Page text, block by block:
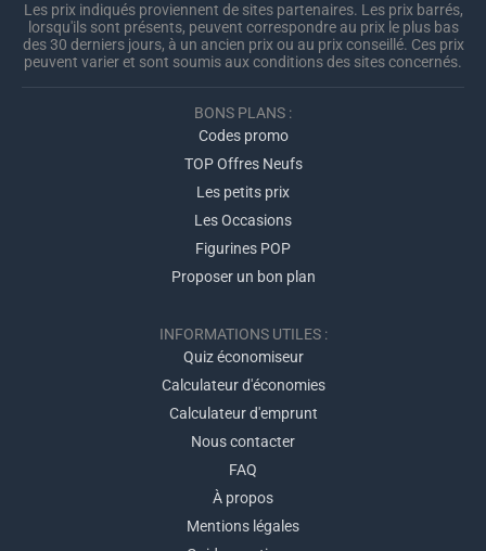
Les prix indiqués proviennent de sites partenaires. Les prix barrés,
lorsqu'ils sont présents, peuvent correspondre au prix le plus bas
des 30 derniers jours, à un ancien prix ou au prix conseillé. Ces prix
peuvent varier et sont soumis aux conditions des sites concernés.
BONS PLANS :
Codes promo
TOP Offres Neufs
Les petits prix
Les Occasions
Figurines POP
Proposer un bon plan
INFORMATIONS UTILES :
Quiz économiseur
Calculateur d'économies
Calculateur d'emprunt
Nous contacter
FAQ
À propos
Mentions légales